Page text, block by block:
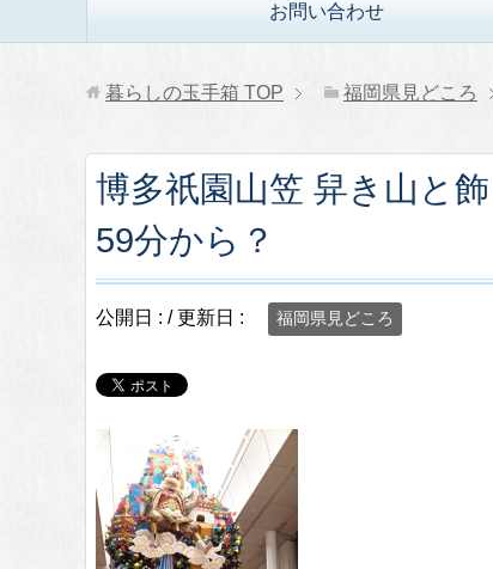
お問い合わせ
暮らしの玉手箱 TOP 福岡県見どころ
博多祇園山笠 舁き山と
59分から？
公開日 : / 更新日 : 福岡県見どころ